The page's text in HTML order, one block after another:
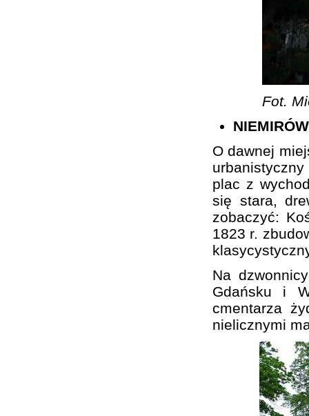
Fot.
NIEMIRÓW
O dawnej
plac z
się stara,
zobaczyć:
1823 r.
Na
Gdańsku i
cmentarza
nielicznymi